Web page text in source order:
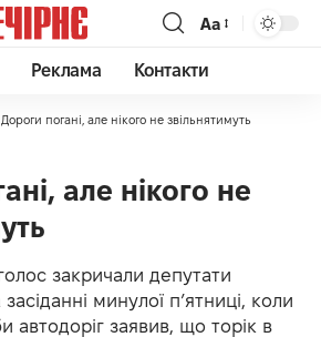
Аа
Реклама Контакти
Дороги погані, але нікого не звільнятимуть
але нікого не
закричали депутати
минулої п’ятниці, коли
автодоріг заявив, що торік в